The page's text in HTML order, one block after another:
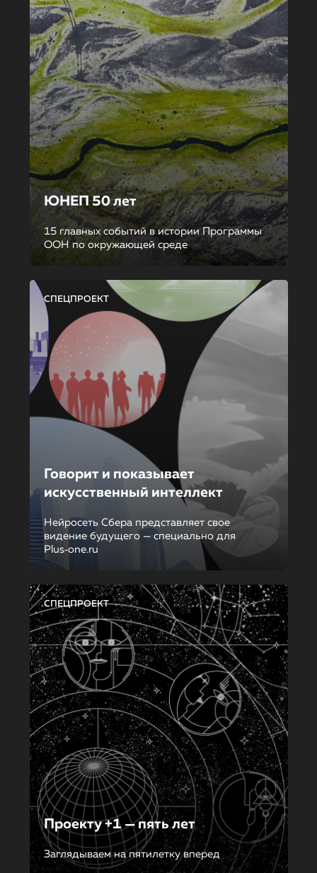
ЮНЕП 50 лет
15 главных событий в истории Программы
ООН по окружающей среде
СПЕЦПРОЕКТ
Говорит и показывает
искусственный интеллект
Нейросеть Сбера представляет свое
видение будущего — специально для
Plus‑one.ru
СПЕЦПРОЕКТ
Проекту +1 — пять лет
Заглядываем на пятилетку вперед